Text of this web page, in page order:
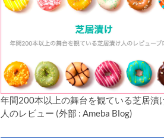
年間200本以上の舞台を観ている芝居漬
人のレビュー (外部 : Ameba Blog)